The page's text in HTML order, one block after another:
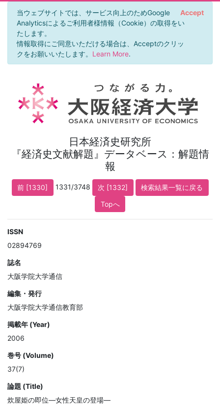
当ウェブサイトでは、サービス向上のためGoogle
Analyticsによるご利用者様情報（Cookie）の取得をい
たします。
情報取得にご同意いただける場合は、Acceptのクリッ
クをお願いいたします。 Learn More.
Accept
日本経済史研究所
『経済史文献解題』データベース：解題情
報
前 [1330] 1331/3748 次 [1332]
検索結果一覧に戻る
Topへ
ISSN
02894769
誌名
大阪学院大学通信
編集・発行
大阪学院大学通信教育部
掲載年 (Year)
2006
巻号 (Volume)
37(7)
論題 (Title)
炊屋姫の即位―女性天皇の登場―